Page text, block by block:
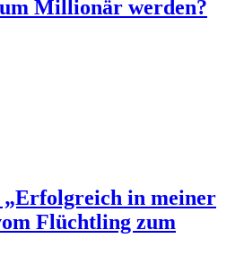
Millionär werden?
in meiner
Flüchtling zum